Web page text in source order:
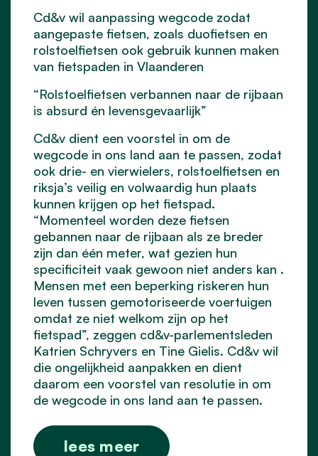
Cd&v wil aanpassing wegcode zodat
aangepaste fietsen, zoals duofietsen en
rolstoelfietsen ook gebruik kunnen maken
van fietspaden in Vlaanderen
“Rolstoelfietsen verbannen naar de rijbaan
is absurd én levensgevaarlijk”
Cd&v dient een voorstel in om de
wegcode in ons land aan te passen, zodat
ook drie- en vierwielers, rolstoelfietsen en
riksja’s veilig en volwaardig hun plaats
kunnen krijgen op het fietspad.
“Momenteel worden deze fietsen
gebannen naar de rijbaan als ze breder
zijn dan één meter, wat gezien hun
specificiteit vaak gewoon niet anders kan .
Mensen met een beperking riskeren hun
leven tussen gemotoriseerde voertuigen
omdat ze niet welkom zijn op het
fietspad”, zeggen cd&v-parlementsleden
Katrien Schryvers en Tine Gielis. Cd&v wil
die ongelijkheid aanpakken en dient
daarom een voorstel van resolutie in om
de wegcode in ons land aan te passen.
lees meer